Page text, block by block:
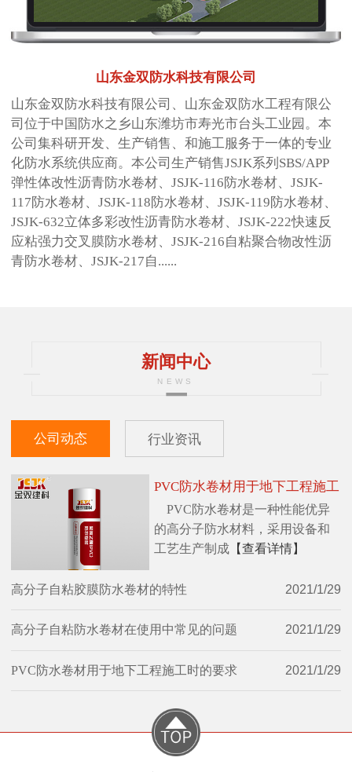
山东金双防水科技有限公司
山东金双防水科技有限公司、山东金双防水工程有限公
司位于中国防水之乡山东潍坊市寿光市台头工业园。本
公司集科研开发、生产销售、和施工服务于一体的专业
化防水系统供应商。本公司生产销售JSJK系列SBS/APP
弹性体改性沥青防水卷材、JSJK-116防水卷材、JSJK-
117防水卷材、JSJK-118防水卷材、JSJK-119防水卷材、
JSJK-632立体多彩改性沥青防水卷材、JSJK-222快速反
应粘强力交叉膜防水卷材、JSJK-216自粘聚合物改性沥
青防水卷材、JSJK-217自......
新闻中心
NEWS
公司动态 行业资讯
PVC防水卷材用于地下工程施工
时的要求
PVC防水卷材是一种性能优异
的高分子防水材料，采用设备和
工艺生产制成 【查看详情】
2021/1/29
高分子自粘胶膜防水卷材的特性
2021/1/29
高分子自粘防水卷材在使用中常见的问题
2021/1/29
PVC防水卷材用于地下工程施工时的要求